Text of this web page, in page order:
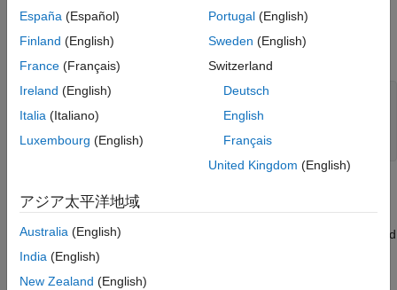
Userfbudgetobject to cascade the elements with input
frequency 2.1 GHz, input power -30 dBm, and input bandwidth
45 MHz. This example cascades a filter and an amplifier.
b = rfbudget(Elements=[f1 a1], ...
    InputFrequency=2.1e9,
    SignalBandwidth=45e6);
Read frequency-dependent Noise Figure (NF) values of the
amplifier from the data-sheet. A similar approach can be followed
if the Output third-order intercept (OIP3) or Gain is frequency-
España (Español)
Finland (English)
France (Français)
Ireland (English)
Italia (Italiano)
Luxembourg (English)
Portugal(English)
Sweden (English)
Switzerland
Deutsch
English
Français
United Kingdom (English)
アジア太平洋地域
Australia (English)
India (English)
New Zealand (English)